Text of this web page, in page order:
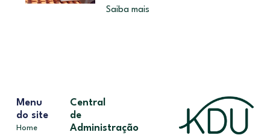
Saiba mais
Menu
do site
Home
Central
de
Administração